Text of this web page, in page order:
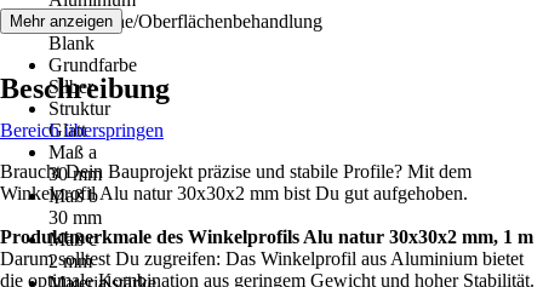
Oberfläche/Oberflächenbehandlung
Blank
Grundfarbe
Silber
Struktur
Glatt
Maß a
30 mm
Maß b
30 mm
Maß c
2 mm
Materialstärke
Mehr anzeigen
Beschreibung
Bereich überspringen
Braucht Dein Bauprojekt präzise und stabile Profile? Mit dem
Winkelprofil Alu natur 30x30x2 mm bist Du gut aufgehoben.
Produktmerkmale des Winkelprofils Alu natur 30x30x2 mm, 1 m
Darum solltest Du zugreifen: Das Winkelprofil aus Aluminium bietet
die optimale Kombination aus geringem Gewicht und hoher Stabilität.